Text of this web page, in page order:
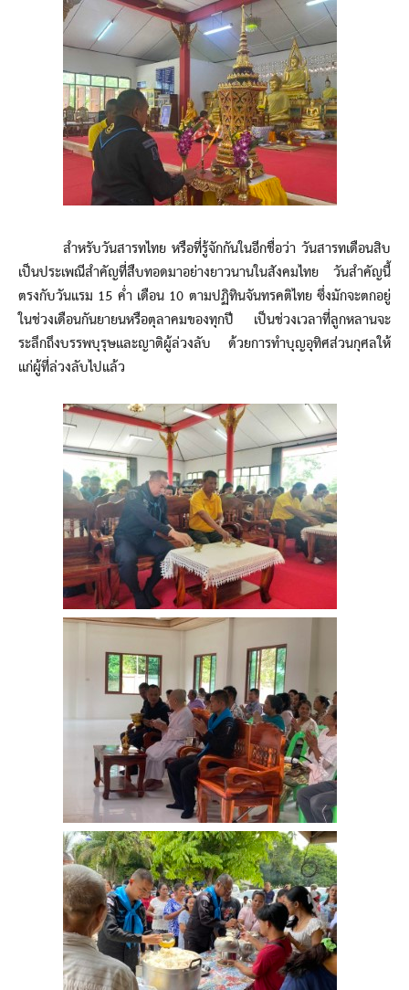
สำหรับวันสารทไทย หรือที่รู้จักกันในอีกชื่อว่า วันสารทเดือนสิบ
เป็นประเพณีสำคัญที่สืบทอดมาอย่างยาวนานในสังคมไทย วันสำคัญนี้
ตรงกับวันแรม 15 ค่ำ เดือน 10 ตามปฏิทินจันทรคติไทย ซึ่งมักจะตกอยู่
ในช่วงเดือนกันยายนหรือตุลาคมของทุกปี เป็นช่วงเวลาที่ลูกหลานจะ
ระลึกถึงบรรพบุรุษและญาติผู้ล่วงลับ ด้วยการทำบุญอุทิศส่วนกุศลให้
แก่ผู้ที่ล่วงลับไปแล้ว